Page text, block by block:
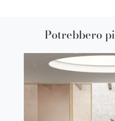
Potrebbero